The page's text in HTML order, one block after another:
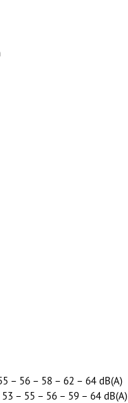
– 56 – 58 – 62 – 64 dB(A)
– 55 – 56 – 59 – 64 dB(A)